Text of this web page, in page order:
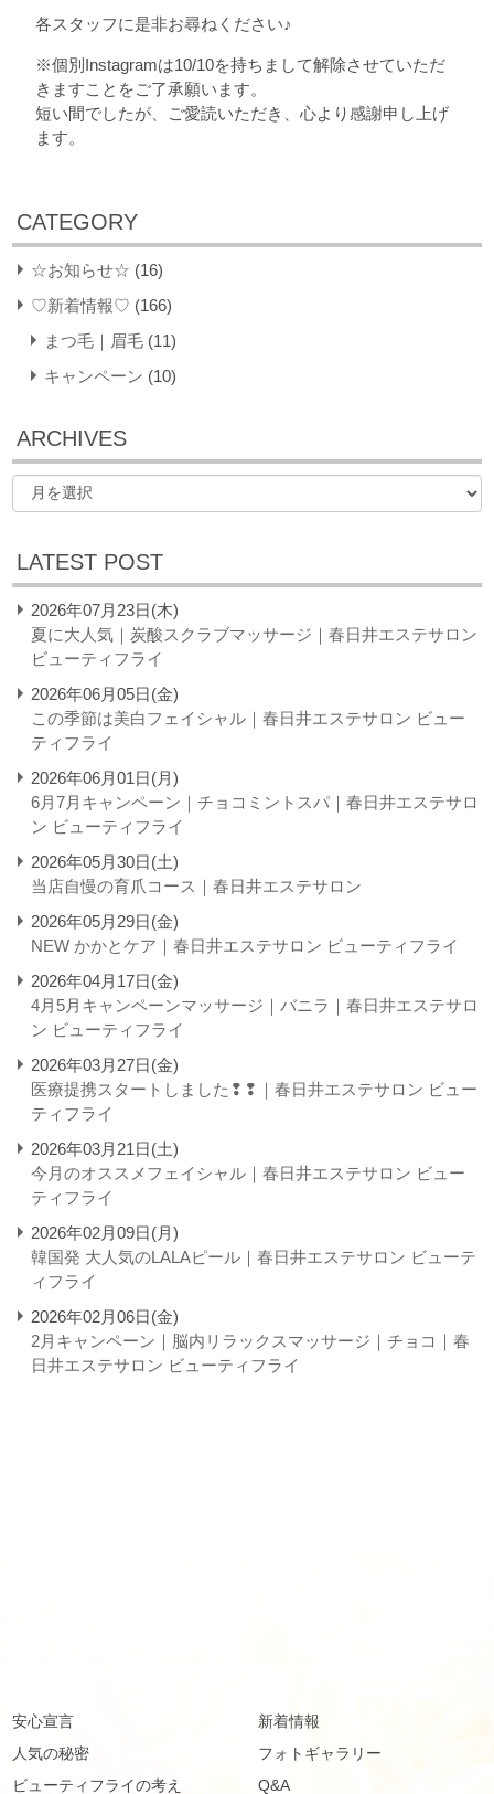
各スタッフに是非お尋ねください♪
※個別Instagramは10/10を持ちまして解除させていただ
きますことをご了承願います。
短い間でしたが、ご愛読いただき、心より感謝申し上げ
ます。
CATEGORY
☆お知らせ☆ (16)
♡新着情報♡ (166)
まつ毛｜眉毛 (11)
キャンペーン (10)
ARCHIVES
LATEST POST
2026年07月23日(木)
夏に大人気｜炭酸スクラブマッサージ｜春日井エステサロン
ビューティフライ
2026年06月05日(金)
この季節は美白フェイシャル｜春日井エステサロン ビュー
ティフライ
2026年06月01日(月)
6月7月キャンペーン｜チョコミントスパ｜春日井エステサロ
ン ビューティフライ
2026年05月30日(土)
当店自慢の育爪コース｜春日井エステサロン
2026年05月29日(金)
NEW かかとケア｜春日井エステサロン ビューティフライ
2026年04月17日(金)
4月5月キャンペーンマッサージ｜バニラ｜春日井エステサロ
ン ビューティフライ
2026年03月27日(金)
医療提携スタートしました❢❢｜春日井エステサロン ビュー
ティフライ
2026年03月21日(土)
今月のオススメフェイシャル｜春日井エステサロン ビュー
ティフライ
2026年02月09日(月)
韓国発 大人気のLALAピール｜春日井エステサロン ビューテ
ィフライ
2026年02月06日(金)
2月キャンペーン｜脳内リラックスマッサージ｜チョコ｜春
日井エステサロン ビューティフライ
安心宣言
人気の秘密
ビューティフライの考え
新着情報
フォトギャラリー
Q&A